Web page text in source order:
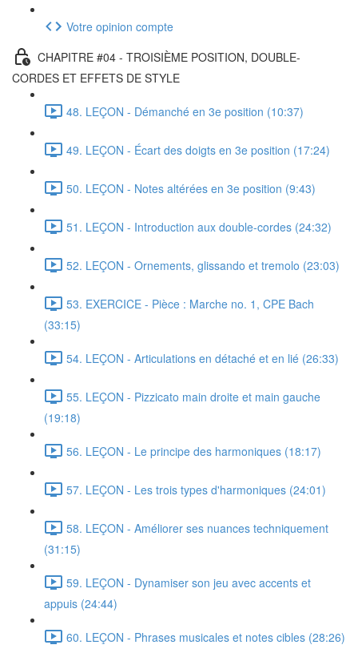
Votre opinion compte
CHAPITRE #04 - TROISIÈME POSITION, DOUBLE-
CORDES ET EFFETS DE STYLE
48. LEÇON - Démanché en 3e position (10:37)
49. LEÇON - Écart des doigts en 3e position (17:24)
50. LEÇON - Notes altérées en 3e position (9:43)
51. LEÇON - Introduction aux double-cordes (24:32)
52. LEÇON - Ornements, glissando et tremolo (23:03)
53. EXERCICE - Pièce : Marche no. 1, CPE Bach
(33:15)
54. LEÇON - Articulations en détaché et en lié (26:33)
55. LEÇON - Pizzicato main droite et main gauche
(19:18)
56. LEÇON - Le principe des harmoniques (18:17)
57. LEÇON - Les trois types d'harmoniques (24:01)
58. LEÇON - Améliorer ses nuances techniquement
(31:15)
59. LEÇON - Dynamiser son jeu avec accents et
appuis (24:44)
60. LEÇON - Phrases musicales et notes cibles (28:26)